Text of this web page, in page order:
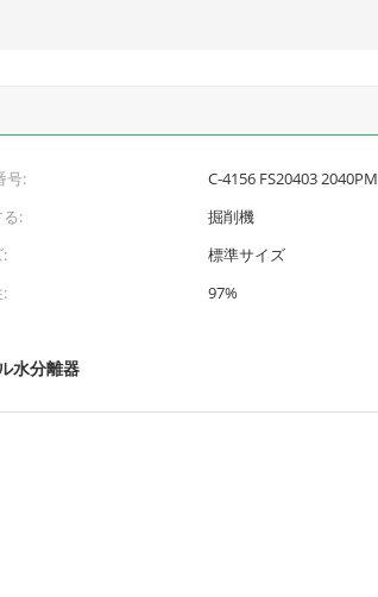
号:
C-4156 FS20403 2040PM
:
掘削機
標準サイズ
97%
水分離器